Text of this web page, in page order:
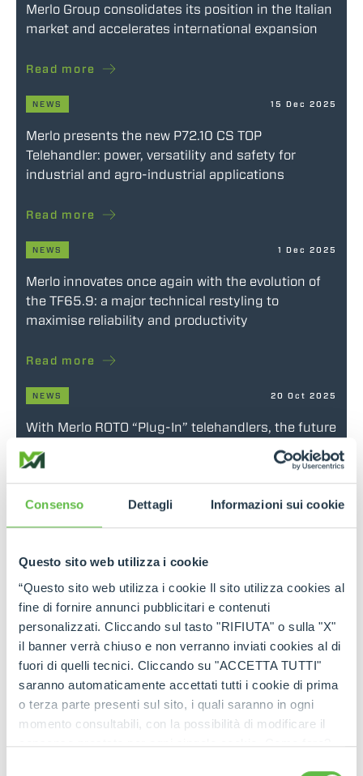
Consenso Dettagli Informazioni sui cookie
Questo sito web utilizza i cookie
“Questo sito web utilizza i cookie Il sito utilizza cookies al
fine di fornire annunci pubblicitari e contenuti
personalizzati. Cliccando sul tasto "RIFIUTA" o sulla "X"
il banner verrà chiuso e non verranno inviati cookies al di
fuori di quelli tecnici. Cliccando su "ACCETTA TUTTI"
saranno automaticamente accettati tutti i cookie di prima
o terza parte presenti sul sito, i quali saranno in ogni
momento consultabili, con la possibilità di modificare il
consenso prestato per ogni singolo cookie. Come fare?
Merlo Group consolidates its position in the Italian
market and accelerates international expansion
Read more
NEWS 15 Dec 2025
Merlo presents the new P72.10 CS TOP
Telehandler: power, versatility and safety for
industrial and agro-industrial applications
Read more
NEWS 1 Dec 2025
Merlo innovates once again with the evolution of
the TF65.9: a major technical restyling to
maximise reliability and productivity
Read more
NEWS 20 Oct 2025
With Merlo ROTO “Plug-In” telehandlers, the future
of work is becoming increasingly sustainable
Read more
Merlo at Agritechnica 2025: Product Restyling,
New Digital Solutions, and New Models
Read more
NEWS 10 Sep 2025
Merlo S.p.A.: from the first telehandler in the